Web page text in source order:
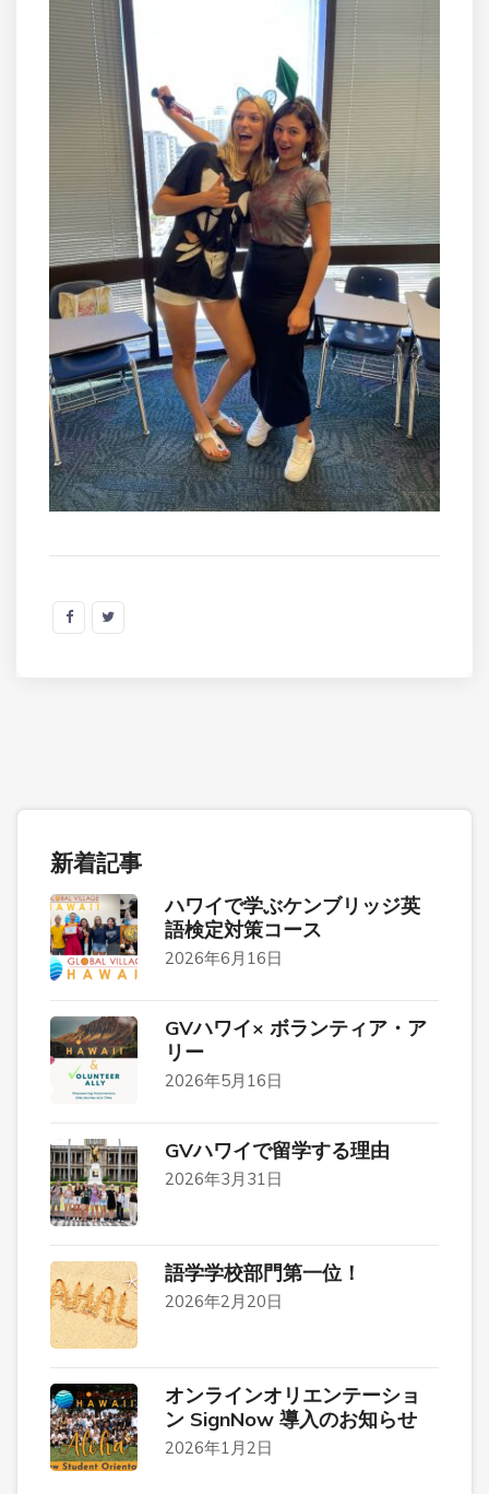
新着記事
ハワイで学ぶケンブリッジ英
語検定対策コース
2026年6月16日
GVハワイ× ボランティア・ア
リー
2026年5月16日
GVハワイで留学する理由
2026年3月31日
語学学校部門第一位！
2026年2月20日
オンラインオリエンテーショ
ン SignNow 導入のお知らせ
2026年1月2日